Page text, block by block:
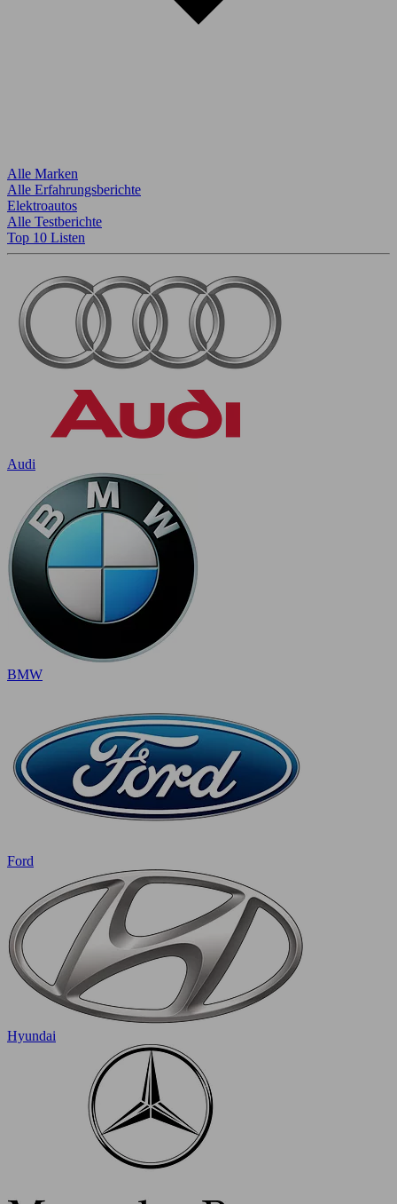
Alle Marken
Alle Erfahrungsberichte
Elektroautos
Alle Testberichte
Top 10 Listen
Audi
BMW
Ford
Hyundai